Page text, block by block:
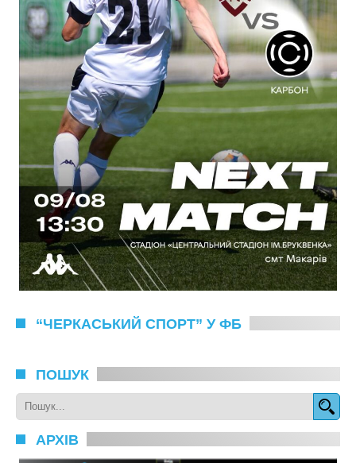
“ЧЕРКАСЬКИЙ СПОРТ” У ФБ
ПОШУК
АРХІВ